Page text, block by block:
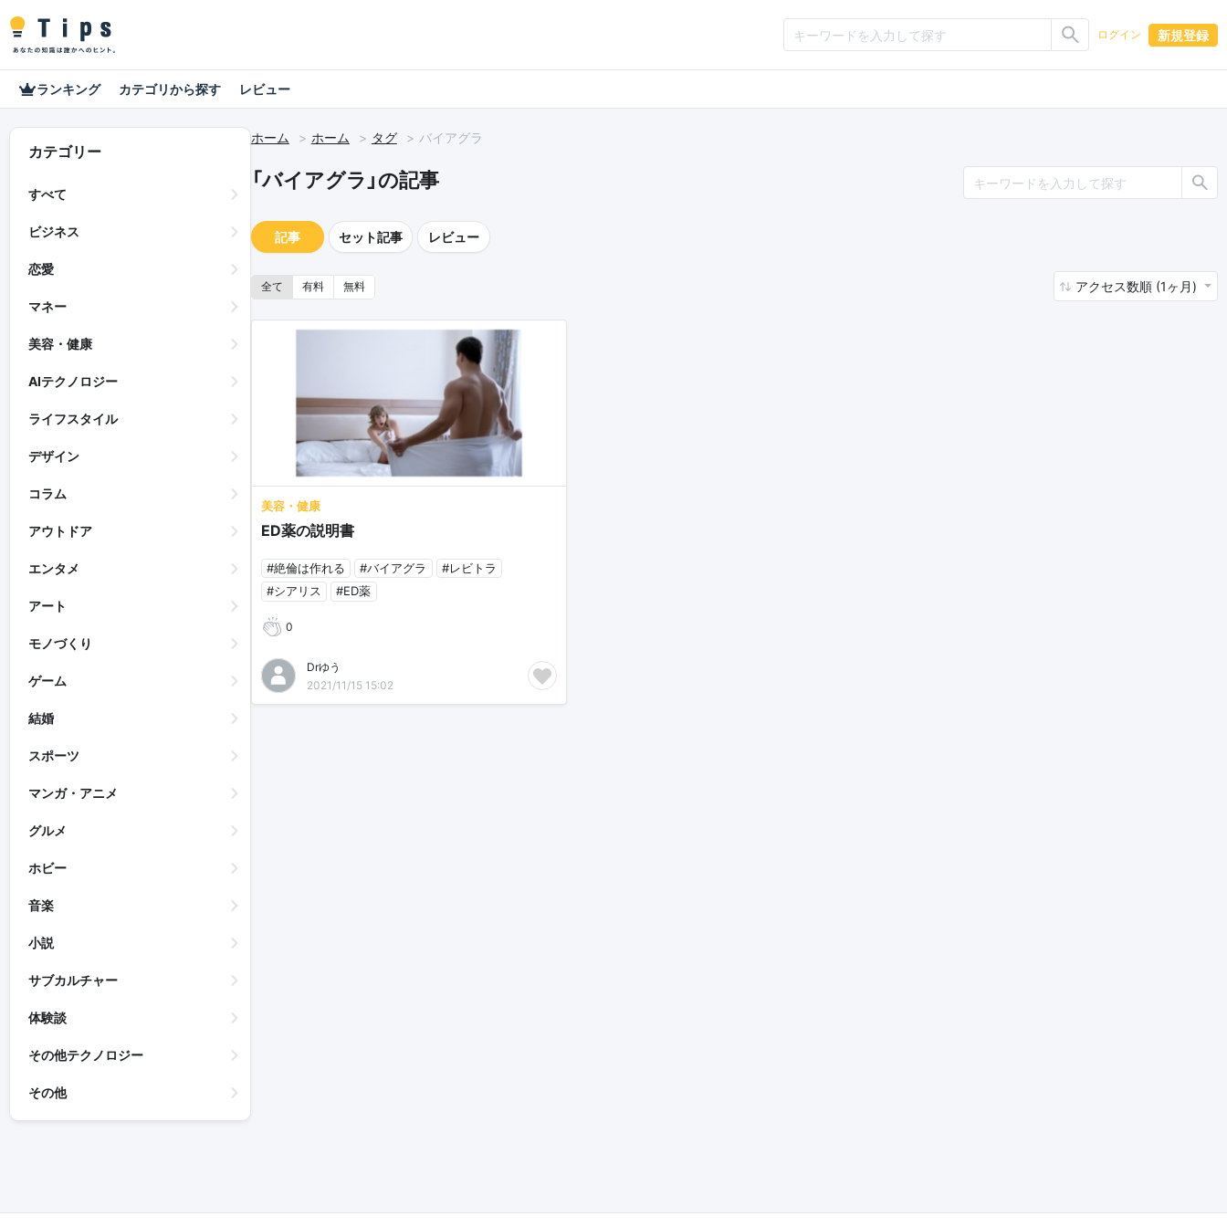
ログイン 新規登録
ランキング カテゴリから探す レビュー
カテゴリー
すべて
ビジネス
恋愛
マネー
美容・健康
AIテクノロジー
ライフスタイル
デザイン
コラム
アウトドア
エンタメ
アート
モノづくり
ゲーム
結婚
スポーツ
マンガ・アニメ
グルメ
ホビー
音楽
小説
サブカルチャー
体験談
その他テクノロジー
その他
ホーム ホーム タグ バイアグラ
「バイアグラ」の記事
記事 セット記事 レビュー
全て 有料 無料 アクセス数順 (1ヶ月)
美容・健康
ED薬の説明書
#絶倫は作れる #バイアグラ
#レビトラ
#シアリス
#ED薬
0
Drゆう
2021/11/15 15:02